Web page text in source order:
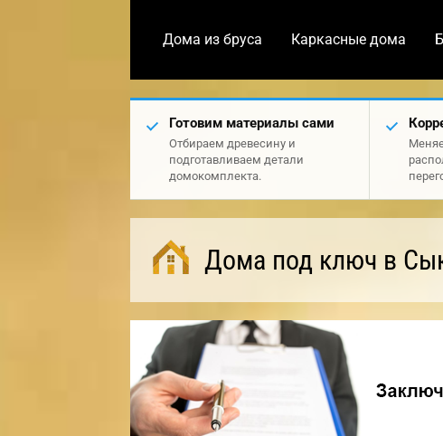
Дома из бруса Каркасные дома
Готовим материалы сами
Отбираем древесину и
подготавливаем детали
домокомплекта.
Дома под ключ в